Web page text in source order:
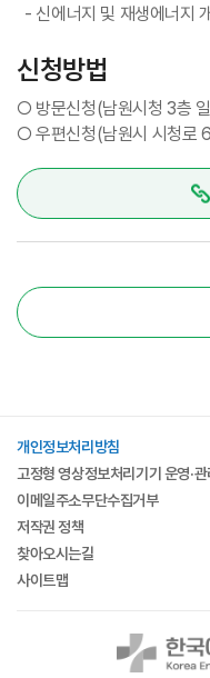
- 신에너지 및 재생에너지
신청방법
○ 방문신청(남원시청 3층
○ 우편신청(남원시 시청로
개인정보처리방침
고정형 영상정보처리기기 운영·
이메일주소무단수집거부
저작권 정책
찾아오시는길
사이트맵